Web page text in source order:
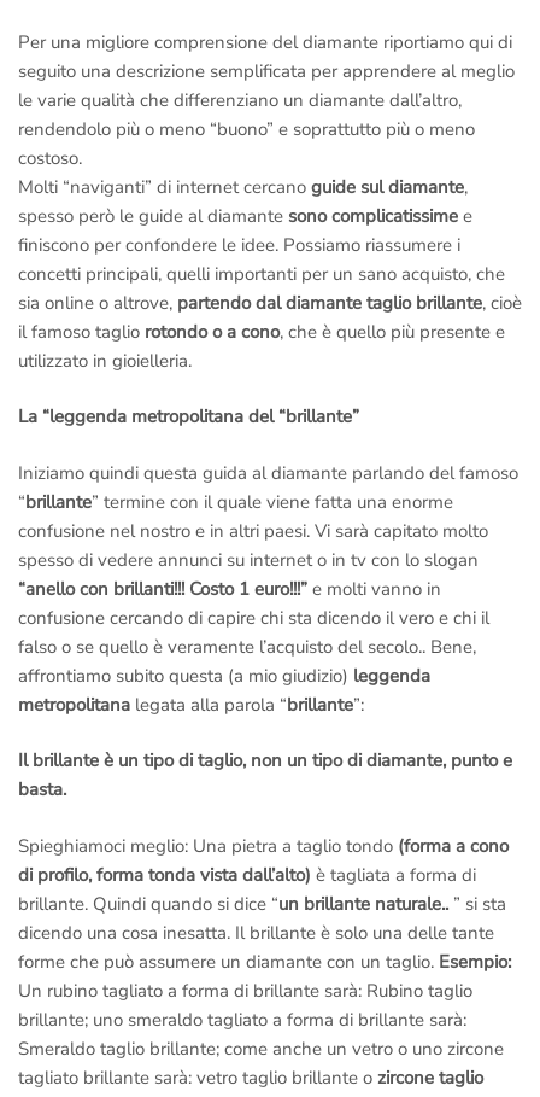
Per una migliore comprensione del diamante riportiamo qui di
seguito una descrizione semplificata per apprendere al meglio
le varie qualità che differenziano un diamante dall’altro,
rendendolo più o meno “buono” e soprattutto più o meno
costoso.
Molti “naviganti” di internet cercano guide sul diamante,
spesso però le guide al diamante sono complicatissime e
finiscono per confondere le idee. Possiamo riassumere i
concetti principali, quelli importanti per un sano acquisto, che
sia online o altrove, partendo dal diamante taglio brillante, cioè
il famoso taglio rotondo o a cono, che è quello più presente e
utilizzato in gioielleria.
La “leggenda metropolitana del “brillante”
Iniziamo quindi questa guida al diamante parlando del famoso
“brillante” termine con il quale viene fatta una enorme
confusione nel nostro e in altri paesi. Vi sarà capitato molto
spesso di vedere annunci su internet o in tv con lo slogan
“anello con brillanti!!! Costo 1 euro!!!” e molti vanno in
confusione cercando di capire chi sta dicendo il vero e chi il
falso o se quello è veramente l’acquisto del secolo.. Bene,
affrontiamo subito questa (a mio giudizio) leggenda
metropolitana legata alla parola “brillante”:
Il brillante è un tipo di taglio, non un tipo di diamante, punto e
basta.
Spieghiamoci meglio: Una pietra a taglio tondo (forma a cono
di profilo, forma tonda vista dall’alto) è tagliata a forma di
brillante. Quindi quando si dice “un brillante naturale.. ” si sta
dicendo una cosa inesatta. Il brillante è solo una delle tante
forme che può assumere un diamante con un taglio. Esempio:
Un rubino tagliato a forma di brillante sarà: Rubino taglio
brillante; uno smeraldo tagliato a forma di brillante sarà:
Smeraldo taglio brillante; come anche un vetro o uno zircone
tagliato brillante sarà: vetro taglio brillante o zircone taglio